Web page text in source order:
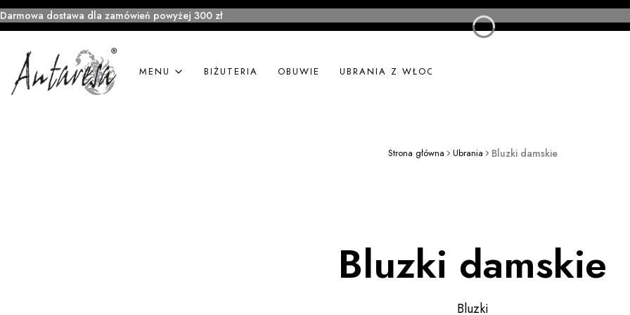
Darmowa dostawa dla zamówień powyżej 300 zł
MENU BIŻUTERIA OBUWIE UBRANIA Z WŁOCH
Strona główna Ubrania Bluzki damskie
Bluzki damskie
Bluzki